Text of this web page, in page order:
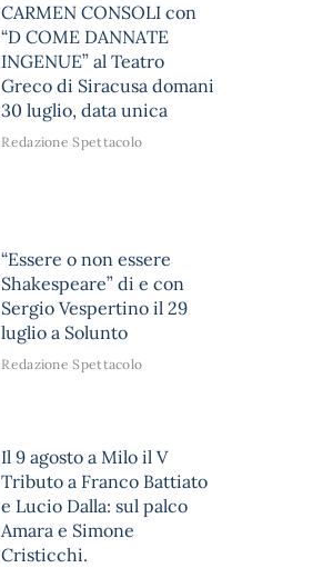
CARMEN CONSOLI con
“D COME DANNATE
INGENUE” al Teatro
Greco di Siracusa domani
30 luglio, data unica
Redazione Spettacolo
“Essere o non essere
Shakespeare” di e con
Sergio Vespertino il 29
luglio a Solunto
Redazione Spettacolo
Il 9 agosto a Milo il V
Tributo a Franco Battiato
e Lucio Dalla: sul palco
Amara e Simone
Cristicchi.